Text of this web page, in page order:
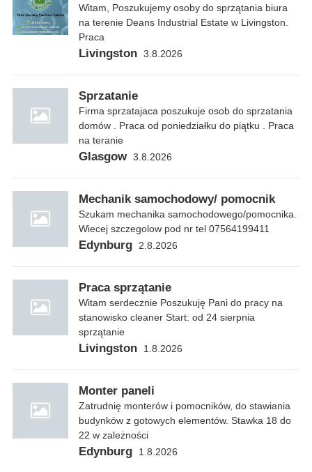
Witam, Poszukujemy osoby do sprzątania biura
na terenie Deans Industrial Estate w Livingston.
Praca
Livingston 3.8.2026
Sprzatanie
Firma sprzatajaca poszukuje osob do sprzatania
domów . Praca od poniedziałku do piątku . Praca
na teranie
Glasgow 3.8.2026
Mechanik samochodowy/ pomocnik
Szukam mechanika samochodowego/pomocnika.
Wiecej szczegolow pod nr tel 07564199411
Edynburg 2.8.2026
Praca sprzątanie
Witam serdecznie Poszukuję Pani do pracy na
stanowisko cleaner Start: od 24 sierpnia
sprzątanie
Livingston 1.8.2026
Monter paneli
Zatrudnię monterów i pomocników, do stawiania
budynków z gotowych elementów. Stawka 18 do
22 w zależności
Edynburg 1.8.2026